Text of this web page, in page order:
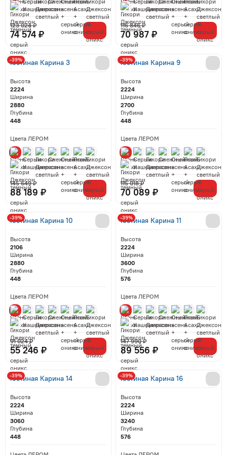
74 574 ₽
123 024 ₽
70 987 ₽
116 846 ₽
Гостиная Карина 3
Высота
2224
Ширина
2880
Глубина
448
Цвета ЛЕРОМ
88 189 ₽
145 649 ₽
-39% Гостиная Карина 9
Высота
2224
Ширина
2700
Глубина
448
Цвета ЛЕРОМ
70 089 ₽
115 018 ₽
-39%
Гостиная Карина 10
Высота
2106
Ширина
2880
Глубина
448
Цвета ЛЕРОМ
55 246 ₽
91 024 ₽
-39% Гостиная Карина 11
Высота
2224
Ширина
3600
Глубина
576
Цвета ЛЕРОМ
89 556 ₽
147 990 ₽
-39%
Гостиная Карина 14
Высота
2224
Ширина
3060
Глубина
448
-39% Гостиная Карина 16
Высота
2224
Ширина
3240
Глубина
576
-39%